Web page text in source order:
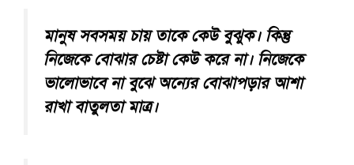
মানুষ সবসময় চায় তাকে কেউ বুঝুক। কিন্তু
নিজেকে বোঝার চেষ্টা কেউ করে না। নিজেকে
ভালোভাবে না বুঝে অন্যের বোঝাপড়ার আশা
রাখা বাতুলতা মাত্র।